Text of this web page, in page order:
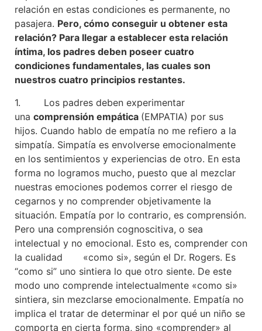
relación en estas condiciones es permanente, no
pasajera. Pero, cómo conseguir u obtener esta
relación? Para llegar a establecer esta relación
íntima, los padres deben poseer cuatro
condiciones fundamentales, las cuales son
nuestros cuatro principios restantes.
1. Los padres deben experimentar
una comprensión empática (EMPATIA) por sus
hijos. Cuando hablo de empatía no me refiero a la
simpatía. Simpatía es envolverse emocionalmente
en los sentimientos y experiencias de otro. En esta
forma no logramos mucho, puesto que al mezclar
nuestras emociones podemos correr el riesgo de
cegarnos y no comprender objetivamente la
situación. Empatía por lo contrario, es comprensión.
Pero una comprensión cognoscitiva, o sea
intelectual y no emocional. Esto es, comprender con
la cualidad «como si», según el Dr. Rogers. Es
“como si” uno sintiera lo que otro siente. De este
modo uno comprende intelectualmente «como si»
sintiera, sin mezclarse emocionalmente. Empatía no
implica el tratar de determinar el por qué un niño se
comporta en cierta forma, sino «comprender» al